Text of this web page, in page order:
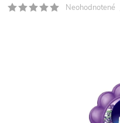
Neohodnotené